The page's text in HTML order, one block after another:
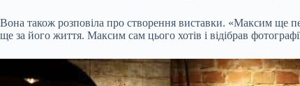
Вона також розповіла про створення виставки. «Максим ще
ще за його життя. Максим сам цього хотів і відібрав